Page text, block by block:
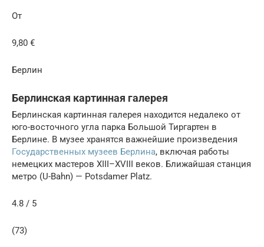
От
9,80 €
Берлин
Берлинская картинная галерея
Берлинская картинная галерея находится недалеко от
юго-восточного угла парка Большой Тиргартен в
Берлине. В музее хранятся важнейшие произведения
Государственных музеев Берлина, включая работы
немецких мастеров XIII–XVIII веков. Ближайшая станция
метро (U-Bahn) — Potsdamer Platz.
4.8 / 5
(73)